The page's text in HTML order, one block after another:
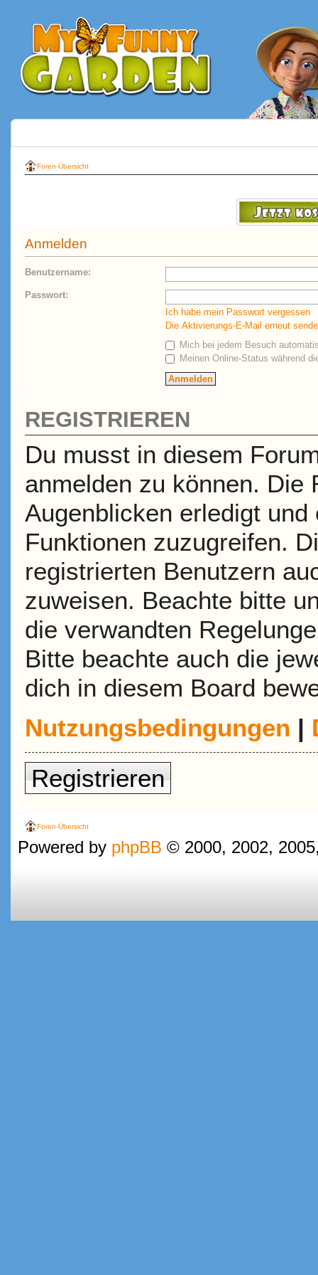
Foren-Übersicht
Anmelden
Benutzername:
Passwort:
Ich habe mein Passwort vergessen
Die Aktivierungs-E-Mail erneut
Mich bei jedem Besuch
Meinen Online-Status während
REGISTRIEREN
Du musst in diesem
anmelden zu können. Die
Augenblicken erledigt
Funktionen zuzugreifen.
registrierten Benutzern
zuweisen. Beachte bitte
die verwandten
Bitte beachte auch die
dich in diesem Board
Nutzungsbedingungen |
Registrieren
Foren-Übersicht
Powered by phpBB © 2000, 2002,